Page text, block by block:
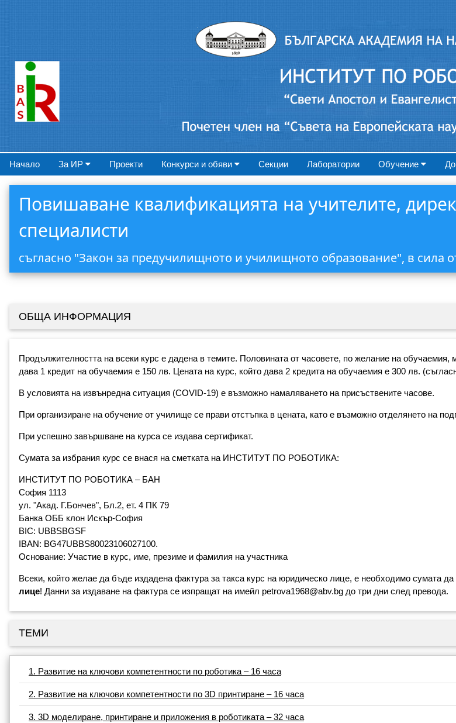
Начало За ИР Проекти Конкурси и обяви Секции Лаборатории Обучение
Повишаване квалификацията на учителите,
специалисти
съгласно "Закон за предучилищното и училищното образование", в сила
ОБЩА ИНФОРМАЦИЯ
Продължителността на всеки курс е дадена в темите. Половината от часовете, по желание на обучаемия,
дава 1 кредит на обучаемия е 150 лв. Цената на курс, който дава 2 кредита на обучаемия е 300 лв.
В условията на извънредна ситуация (COVID-19) e възможно намаляването на присъствените часове.
При организиране на обучение от училище се прави отстъпка в цената, като е възможно отделянето на
При успешно завършване на курса се издава сертификат.
Сумата за избрания курс се внася на смeтката на ИНСТИТУТ ПО РОБОТИКА:
ИНСТИТУТ ПО РОБОТИКА – БАН
София 1113
ул. "Акад. Г.Бончев", Бл.2, ет. 4 ПК 79
Банка ОББ клон Искър-София
BIC: UBBSBGSF
IBAN: BG47UBBS80023106027100.
Основание: Участие в курс, име, презиме и фамилия на участника
Всеки, който желае да бъде издадена фактура за такса курс на юридическо лице, е необходимо сумата
лице! Данни за издаване на фактура се изпращат на имейл petrova1968@abv.bg до три дни след превода.
ТЕМИ
1. Развитие на ключови компетентности по роботика – 16 часа
2. Развитие на ключови компетентности по 3D принтиране – 16 часа
3. 3D моделиране, принтиране и приложения в роботиката – 32 часа